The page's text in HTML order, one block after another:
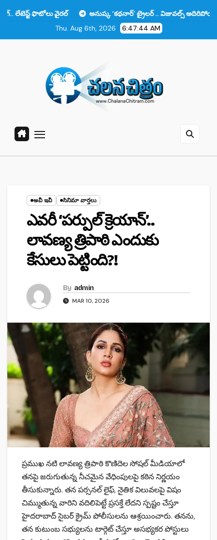
వైరల్
అనుష్క ‘కథనార్’ ట్రైలర్ .. విజువల్స్ అదిరిపోయాయి కానీ ఆ
Thu. Aug 6th, 2026
6:47:45 AM
అవీ ఇవీ సినిమా వార్తలు
ఎవరీ ‘పర్పుల్ క్రెయాన్’..
లావణ్య త్రిపాఠి ఎందుకు
కేసులు పెట్టింది?!
By admin
MAR 10, 2026
ప్రముఖ నటి లావణ్య త్రిపాఠి కొణిదెల సోషల్ మీడియాలో
తనపై జరుగుతున్న నీచమైన వేధింపులపై కఠిన నిర్ణయం
తీసుకున్నారు. తన పర్సనల్ లైఫ్, నైతిక విలువలపై విషం
చిమ్ముతున్న వారిని వదిలిపెట్టే ప్రసక్తే లేదని స్పష్టం చేస్తూ
హైదరాబాద్ సైబర్ క్రైమ్ పోలీసులను ఆశ్రయించారు. తనను,
తన కుటుంబ సభ్యులను టార్గెట్ చేస్తూ అసభ్యకర పోస్టులు